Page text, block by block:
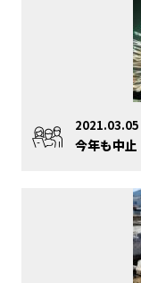
2021.03.05
今年も中止